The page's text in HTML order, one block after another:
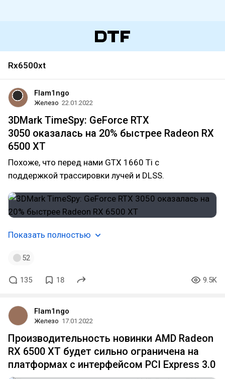
Rx6500xt
Flam1ngo
Железо 22.01.2022
3DMark TimeSpy: GeForce RTX
3050 оказалась на 20% быстрее Radeon RX
6500 XT
Похоже, что перед нами GTX 1660 Ti с
поддержкой трассировки лучей и DLSS.
Показать полностью
52
135 18 9.5K
Flam1ngo
Железо 17.01.2022
Производительность новинки AMD Radeon
RX 6500 XT будет сильно ограничена на
платформах с интерфейсом PCI Express 3.0